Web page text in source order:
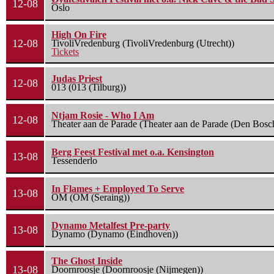
12-08
Oslo
12-08
High On Fire
TivoliVredenburg (TivoliVredenburg (Utrecht))
Tickets
12-08
Judas Priest
013 (013 (Tilburg))
12-08
Ntjam Rosie - Who I Am
Theater aan de Parade (Theater aan de Parade (Den
13-08
Berg Feest Festival met o.a. Kensington
Tessenderlo
13-08
In Flames + Employed To Serve
OM (OM (Seraing))
13-08
Dynamo Metalfest Pre-party
Dynamo (Dynamo (Eindhoven))
13-08
The Ghost Inside
Doornroosje (Doornroosje (Nijmegen))